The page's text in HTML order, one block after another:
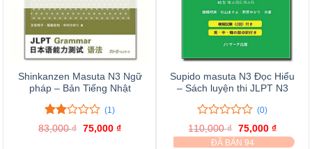
Shinkanzen Masuta N3 Ngữ
pháp – Bản Tiếng Nhật
2.00
trên
1
(1)
83,000₫ Giá
75,000 ₫Giá
Supido masuta N3 Đọc Hiểu
– Sách luyện thi JLPT N3
0
trên
0
(0)
110,000₫ Giá
gốc
là:
75,000 ₫Giá
hiện
tại
ĐÃ BÁN 94